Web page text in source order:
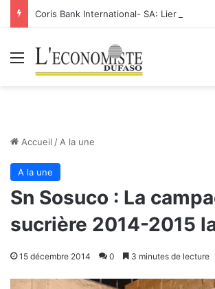
Menu
Accueil / A la une
A la une
Sn Sosuco : La
sucrière 2014-2015
15 décembre 2014 0 3 minutes de lecture